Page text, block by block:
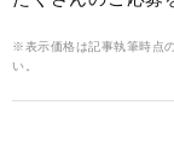
※表示価格は記事執筆時点
い。